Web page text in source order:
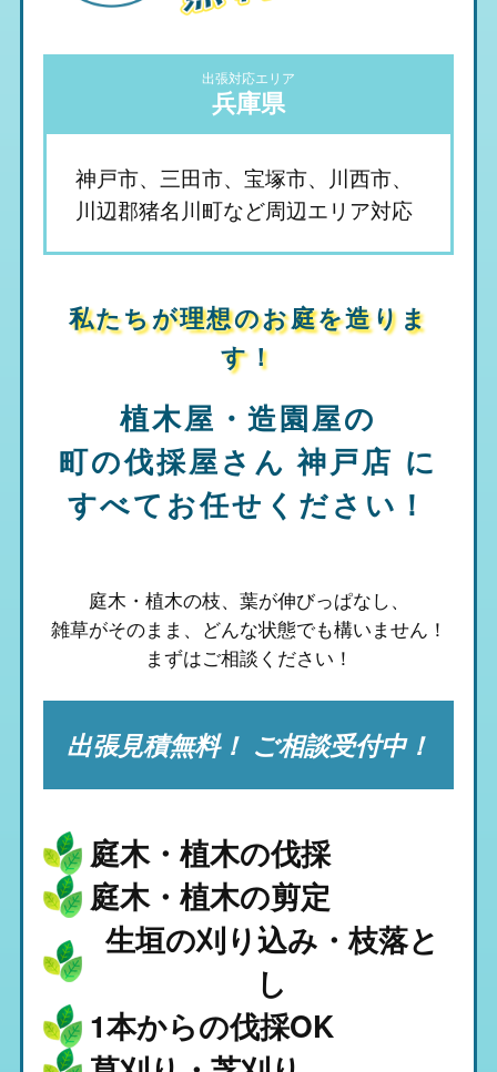
出張対応エリア
兵庫県
神戸市、三田市、宝塚市、川西市、
川辺郡猪名川町など周辺エリア対応
私たちが理想のお庭を造りま
す！
植木屋・造園屋の
町の伐採屋さん 神戸店 に
すべてお任せください！
庭木・植木の枝、葉が伸びっぱなし、
雑草がそのまま、 どんな状態でも構いません！
まずはご相談ください！
出張見積無料！ ご相談受付中！
庭木・植木の伐採
1本からの伐採OK
庭木・植木の剪定
生垣の刈り込み・枝落と
し